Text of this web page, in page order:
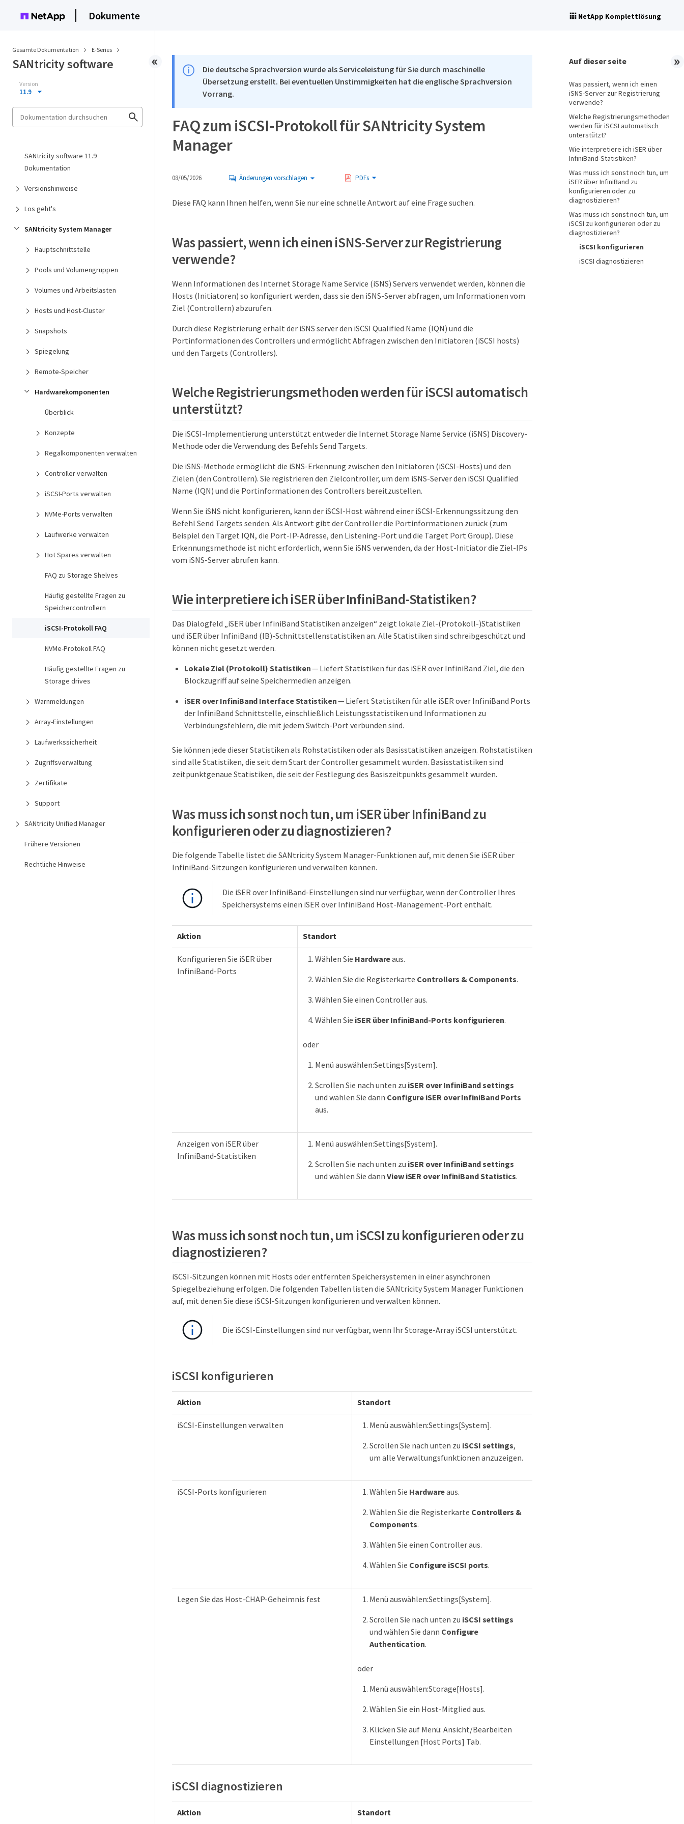
Dokumente NetApp Komplettlösung
Gesamte Dokumentation E-Series
SANtricity software
Version
11.9
SANtricity software 11.9
Dokumentation
Versionshinweise
Los geht's
SANtricity System Manager
Hauptschnittstelle
Pools und Volumengruppen
Volumes und Arbeitslasten
Hosts und Host-Cluster
Snapshots
Spiegelung
Remote-Speicher
Hardwarekomponenten
Überblick
Konzepte
Regalkomponenten verwalten
Controller verwalten
iSCSI-Ports verwalten
NVMe-Ports verwalten
Laufwerke verwalten
Hot Spares verwalten
FAQ zu Storage Shelves
Häufig gestellte Fragen zu
Speichercontrollern
iSCSI-Protokoll FAQ
NVMe-Protokoll FAQ
Häufig gestellte Fragen zu
Storage drives
Warnmeldungen
Array-Einstellungen
Laufwerkssicherheit
Zugriffsverwaltung
Zertifikate
Support
SANtricity Unified Manager
Frühere Versionen
Rechtliche Hinweise
Die deutsche Sprachversion wurde als Serviceleistung für Sie durch maschinelle
Übersetzung erstellt. Bei eventuellen Unstimmigkeiten hat die englische Sprachversion
Vorrang.
FAQ zum iSCSI-Protokoll für SANtricity System
Manager
08/05/2026 Änderungen vorschlagen PDFs
Diese FAQ kann Ihnen helfen, wenn Sie nur eine schnelle Antwort auf eine Frage suchen.
Was passiert, wenn ich einen iSNS-Server zur Registrierung
verwende?
Wenn Informationen des Internet Storage Name Service (iSNS) Servers verwendet werden, können die
Hosts (Initiatoren) so konfiguriert werden, dass sie den iSNS-Server abfragen, um Informationen vom
Ziel (Controllern) abzurufen.
Durch diese Registrierung erhält der iSNS server den iSCSI Qualified Name (IQN) und die
Portinformationen des Controllers und ermöglicht Abfragen zwischen den Initiatoren (iSCSI hosts)
und den Targets (Controllers).
Welche Registrierungsmethoden werden für iSCSI automatisch
unterstützt?
Die iSCSI-Implementierung unterstützt entweder die Internet Storage Name Service (iSNS) Discovery-
Methode oder die Verwendung des Befehls Send Targets.
Die iSNS-Methode ermöglicht die iSNS-Erkennung zwischen den Initiatoren (iSCSI-Hosts) und den
Zielen (den Controllern). Sie registrieren den Zielcontroller, um dem iSNS-Server den iSCSI Qualified
Name (IQN) und die Portinformationen des Controllers bereitzustellen.
Wenn Sie iSNS nicht konfigurieren, kann der iSCSI-Host während einer iSCSI-Erkennungssitzung den
Befehl Send Targets senden. Als Antwort gibt der Controller die Portinformationen zurück (zum
Beispiel den Target IQN, die Port-IP-Adresse, den Listening-Port und die Target Port Group). Diese
Erkennungsmethode ist nicht erforderlich, wenn Sie iSNS verwenden, da der Host-Initiator die Ziel-IPs
vom iSNS-Server abrufen kann.
Wie interpretiere ich iSER über InfiniBand-Statistiken?
Das Dialogfeld „iSER über InfiniBand Statistiken anzeigen“ zeigt lokale Ziel-(Protokoll-)Statistiken
und iSER über InfiniBand (IB)-Schnittstellenstatistiken an. Alle Statistiken sind schreibgeschützt und
können nicht gesetzt werden.
Lokale Ziel (Protokoll) Statistiken— Liefert Statistiken für das iSER over InfiniBand Ziel, die den
Blockzugriff auf seine Speichermedien anzeigen.
iSER over InfiniBand Interface Statistiken— Liefert Statistiken für alle iSER over InfiniBand Ports
der InfiniBand Schnittstelle, einschließlich Leistungsstatistiken und Informationen zu
Verbindungsfehlern, die mit jedem Switch-Port verbunden sind.
Sie können jede dieser Statistiken als Rohstatistiken oder als Basisstatistiken anzeigen. Rohstatistiken
sind alle Statistiken, die seit dem Start der Controller gesammelt wurden. Basisstatistiken sind
zeitpunktgenaue Statistiken, die seit der Festlegung des Basiszeitpunkts gesammelt wurden.
Was muss ich sonst noch tun, um iSER über InfiniBand zu
konfigurieren oder zu diagnostizieren?
Die folgende Tabelle listet die SANtricity System Manager-Funktionen auf, mit denen Sie iSER über
InfiniBand-Sitzungen konfigurieren und verwalten können.
Die iSER over InfiniBand-Einstellungen sind nur verfügbar, wenn der Controller Ihres
Speichersystems einen iSER over InfiniBand Host-Management-Port enthält.
Aktion Standort
Konfigurieren Sie iSER über
InfiniBand-Ports
Wählen Sie Hardwareaus.
Wählen Sie die Registerkarte Controllers & Components.
Wählen Sie einen Controller aus.
Wählen Sie iSER über InfiniBand-Ports konfigurieren.
oder
Menü auswählen:Settings[System].
Scrollen Sie nach unten zu iSER over InfiniBand settings
und wählen Sie dann Configure iSER over InfiniBand Ports
aus.
Anzeigen von iSER über
InfiniBand-Statistiken
Menü auswählen:Settings[System].
Scrollen Sie nach unten zu iSER over InfiniBand settings
und wählen Sie dann View iSER over InfiniBand Statistics.
Was muss ich sonst noch tun, um iSCSI zu konfigurieren oder zu
diagnostizieren?
iSCSI-Sitzungen können mit Hosts oder entfernten Speichersystemen in einer asynchronen
Spiegelbeziehung erfolgen. Die folgenden Tabellen listen die SANtricity System Manager Funktionen
auf, mit denen Sie diese iSCSI-Sitzungen konfigurieren und verwalten können.
Die iSCSI-Einstellungen sind nur verfügbar, wenn Ihr Storage-Array iSCSI unterstützt.
iSCSI konfigurieren
Aktion Standort
iSCSI-Einstellungen verwalten
Menü auswählen:Settings[System].
Scrollen Sie nach unten zu iSCSI settings,
um alle Verwaltungsfunktionen anzuzeigen.
iSCSI-Ports konfigurieren Wählen Sie Hardwareaus.
Wählen Sie die Registerkarte Controllers &
Components.
Wählen Sie einen Controller aus.
Wählen Sie Configure iSCSI ports.
Legen Sie das Host-CHAP-Geheimnis fest
Menü auswählen:Settings[System].
Scrollen Sie nach unten zu iSCSI settings
und wählen Sie dann Configure
Authentication.
oder
Menü auswählen:Storage[Hosts].
Wählen Sie ein Host-Mitglied aus.
Klicken Sie auf Menü: Ansicht/Bearbeiten
Einstellungen [Host Ports] Tab.
iSCSI diagnostizieren
Aktion Standort
Auf dieser seite
Was passiert, wenn ich einen
iSNS-Server zur Registrierung
verwende?
Welche Registrierungsmethoden
werden für iSCSI automatisch
unterstützt?
Wie interpretiere ich iSER über
InfiniBand-Statistiken?
Was muss ich sonst noch tun, um
iSER über InfiniBand zu
konfigurieren oder zu
diagnostizieren?
Was muss ich sonst noch tun, um
iSCSI zu konfigurieren oder zu
diagnostizieren?
iSCSI konfigurieren
iSCSI diagnostizieren